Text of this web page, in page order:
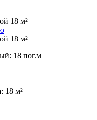
18 м²
18 м²
18 пог.м
18 м²